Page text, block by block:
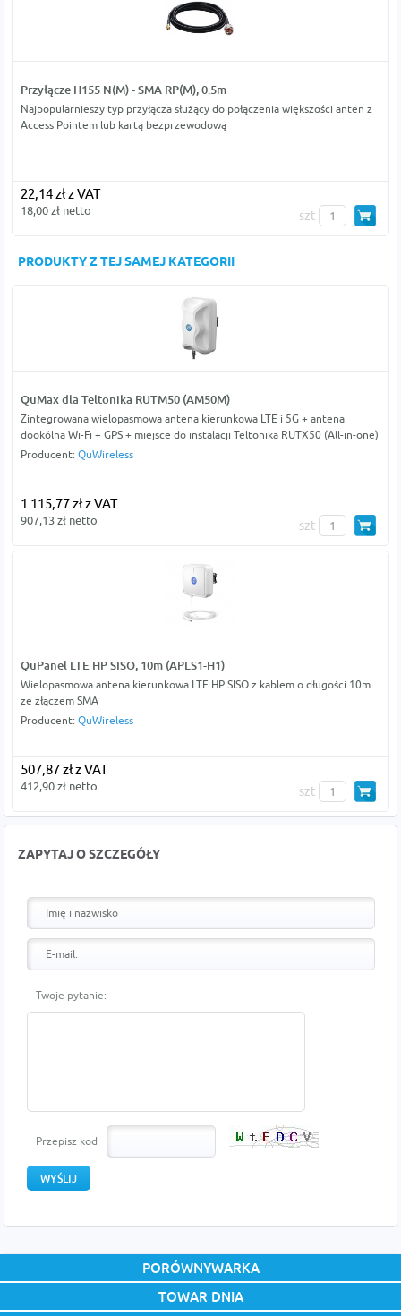
Przyłącze H155 N(M) - SMA RP(M), 0.5m
Najpopularnieszy typ przyłącza służący do połączenia większości anten z
Access Pointem lub kartą bezprzewodową
22,14 zł z VAT
18,00 zł netto szt
PRODUKTY Z TEJ SAMEJ KATEGORII
QuMax dla Teltonika RUTM50 (AM50M)
Zintegrowana wielopasmowa antena kierunkowa LTE i 5G + antena
dookólna Wi-Fi + GPS + miejsce do instalacji Teltonika RUTX50 (All-in-one)
Producent: QuWireless
1 115,77 zł z VAT
907,13 zł netto szt
QuPanel LTE HP SISO, 10m (APLS1-H1)
Wielopasmowa antena kierunkowa LTE HP SISO z kablem o długości 10m
ze złączem SMA
Producent: QuWireless
507,87 zł z VAT
412,90 zł netto szt
ZAPYTAJ O SZCZEGÓŁY
Twoje pytanie:
Przepisz kod
PORÓWNYWARKA
TOWAR DNIA